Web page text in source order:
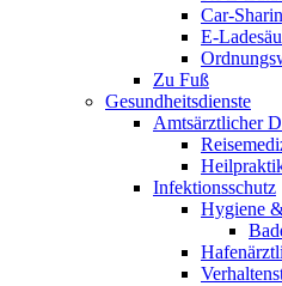
Car-
E-
Zu Fuß
Gesundheitsdienste
Amtsärztlicher
Infektionsschutz
Hygiene